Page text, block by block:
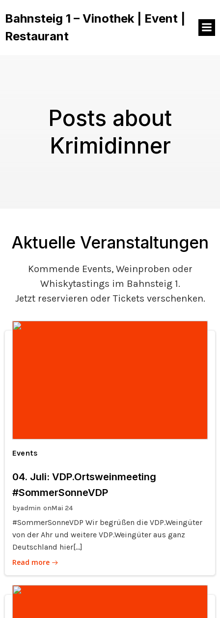
Bahnsteig 1 – Vinothek | Event |
Restaurant
Posts about
Krimidinner
Aktuelle Veranstaltungen
Kommende Events, Weinproben oder
Whiskytastings im Bahnsteig 1.
Jetzt reservieren oder Tickets verschenken.
Events
04. Juli: VDP.Ortsweinmeeting
#SommerSonneVDP
byadmin onMai 24
#SommerSonneVDP Wir begrüßen die VDP.Weingüter
von der Ahr und weitere VDP.Weingüter aus ganz
Deutschland hier[…]
Read more